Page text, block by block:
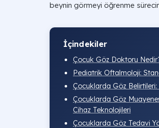
beynin görmeyi öğrenme
İçindekiler
Çocuk Göz Doktoru
Pediatrik Oftalmoloji:
Çocuklarda Göz Belirtileri:
Çocuklarda Göz
Cihaz Teknolojileri
Çocuklarda Göz Tedavi